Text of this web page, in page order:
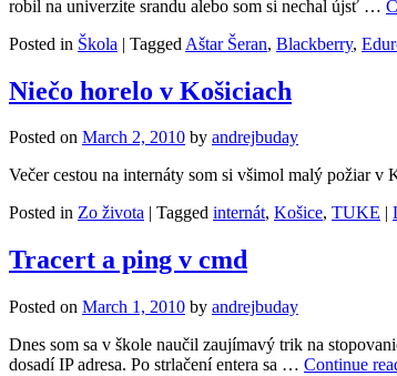
robil na univerzite srandu alebo som si nechal újsť …
Posted in Škola | Tagged Aštar Šeran, Blackberry,
Niečo horelo v Košiciach
Posted on March 2, 2010 by andrejbuday
Večer cestou na internáty som si všimol malý požiar
Posted in Zo života Tagged internát, Košice, TUKE
Tracert a ping v cmd
Posted on March 1, 2010 by andrejbuday
Dnes som sa v škole naučil zaujímavý trik na
dosadí IP adresa. Po strlačení entera sa … Continue